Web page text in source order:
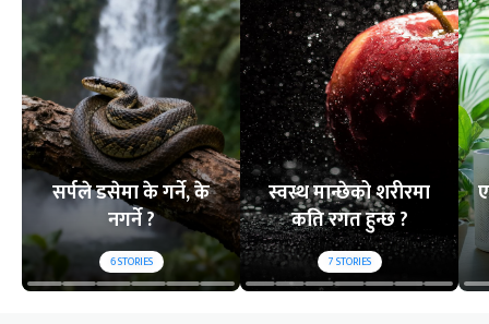
सर्पले डसेमा के गर्ने, के
नगर्ने ?
6STORIES
स्वस्थ मान्छेको शरीरमा
कति रगत हुन्छ ?
7STORIES